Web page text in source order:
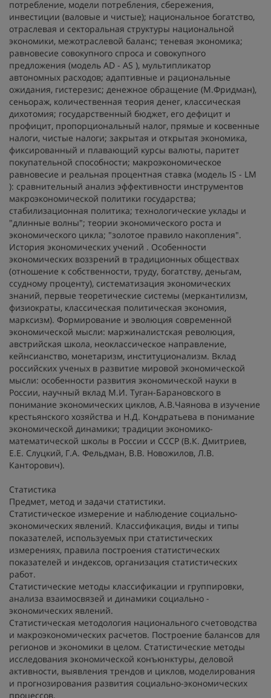
потребление, модели потребления, сбережения,
инвестиции (валовые и чистые); национальное богатство,
отраслевая и секторальная структуры национальной
экономики, межотраслевой баланс; теневая экономика;
равновесие совокупного спроса и совокупного
предложения (модель AD - AS ), мультипликатор
автономных расходов; адаптивные и рациональные
ожидания, гистерезис; денежное обращение (М.Фридман),
сеньораж, количественная теория денег, классическая
дихотомия; государственный бюджет, его дефицит и
профицит, пропорциональный налог, прямые и косвенные
налоги, чистые налоги; закрытая и открытая экономика,
фиксированный и плавающий курсы валюты, паритет
покупательной способности; макроэкономическое
равновесие и реальная процентная ставка (модель IS - LM
): сравнительный анализ эффективности инструментов
макроэкономической политики государства;
стабилизационная политика; технологические уклады и
"длинные волны"; теории экономического роста и
экономического цикла; "золотое правило накопления".
История экономических учений . Особенности
экономических воззрений в традиционных обществах
(отношение к собственности, труду, богатству, деньгам,
ссудному проценту), систематизация экономических
знаний, первые теоретические системы (меркантилизм,
физиократы, классическая политическая экономия,
марксизм). Формирование и эволюция современной
экономической мысли: маржиналистская революция,
австрийская школа, неоклассическое направление,
кейнсианство, монетаризм, институционализм. Вклад
российских ученых в развитие мировой экономической
мысли: особенности развития экономической науки в
России, научный вклад М.И. Туган-Барановского в
понимание экономических циклов, А.В.Чаянова в изучение
крестьянского хозяйства и Н.Д. Кондратьева в понимание
экономической динамики; традиции экономико-
математической школы в России и СССР (В.К. Дмитриев,
Е.Е. Слуцкий, Г.А. Фельдман, В.В. Новожилов, Л.В.
Канторович).
Статистика
Предмет, метод и задачи статистики.
Статистическое измерение и наблюдение социально-
экономических явлений. Классификация, виды и типы
показателей, используемых при статистических
измерениях, правила построения статистических
показателей и индексов, организация статистических
работ.
Статистические методы классификации и группировки,
анализа взаимосвязей и динамики социально -
экономических явлений.
Статистическая методология национального счетоводства
и макроэкономических расчетов. Построение балансов для
регионов и экономики в целом. Статистические методы
исследования экономической конъюнктуры, деловой
активности, выявления трендов и циклов, моделирования
и прогнозирования развития социально-экономических
процессов.